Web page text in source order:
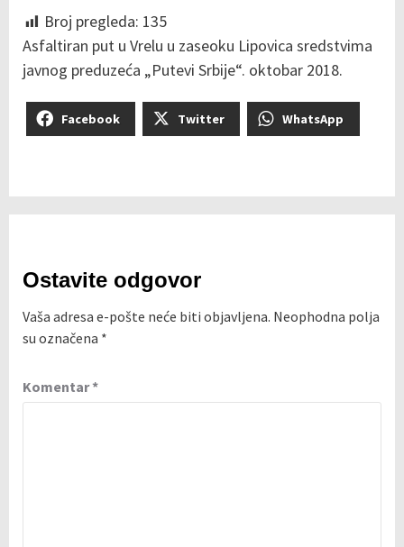
Broj pregleda: 135
Asfaltiran put u Vrelu u zaseoku Lipovica sredstvima
javnog preduzeća „Putevi Srbije“. oktobar 2018.
Facebook Twitter WhatsApp
Ostavite odgovor
Vaša adresa e-pošte neće biti objavljena. Neophodna polja
su označena *
Komentar*